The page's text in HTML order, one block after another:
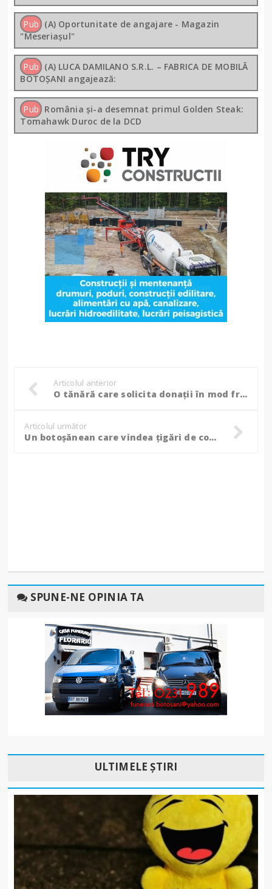
Pub (A) Oportunitate de angajare - Magazin
"Meseriașul"
Pub (A) LUCA DAMILANO S.R.L. – FABRICA DE MOBILĂ
BOTOȘANI angajează:
Pub România și-a desemnat primul Golden Steak:
Tomahawk Duroc de la DCD
Articolul anterior
O tănără care solicita donații în mod fraudulos a fost amendată de jandarmii botoșăneni!
Articolul următor
Un botoșănean care vindea țigări de contrabandă a fost amendat de jandarmi!
SPUNE-NE OPINIA TA
ULTIMELE ȘTIRI